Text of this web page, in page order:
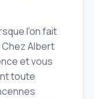
l'on fait
Albert
et vous
toute